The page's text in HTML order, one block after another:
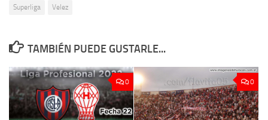
Superliga
Velez
TAMBIÉN PUEDE GUSTARLE...
0 0